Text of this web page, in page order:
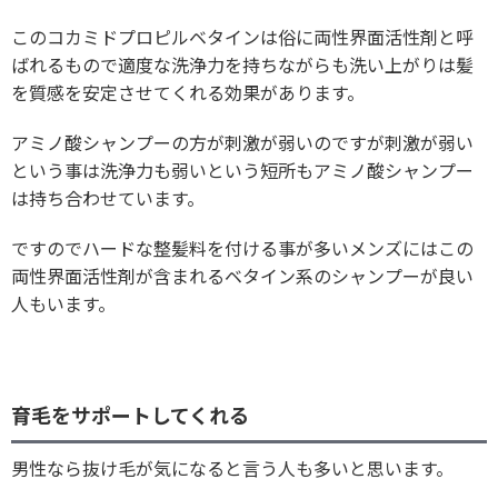
このコカミドプロピルベタインは俗に両性界面活性剤と呼
ばれるもので適度な洗浄力を持ちながらも洗い上がりは髪
を質感を安定させてくれる効果があります。
アミノ酸シャンプーの方が刺激が弱いのですが刺激が弱い
という事は洗浄力も弱いという短所もアミノ酸シャンプー
は持ち合わせています。
ですのでハードな整髪料を付ける事が多いメンズにはこの
両性界面活性剤が含まれるベタイン系のシャンプーが良い
人もいます。
育毛をサポートしてくれる
男性なら抜け毛が気になると言う人も多いと思います。